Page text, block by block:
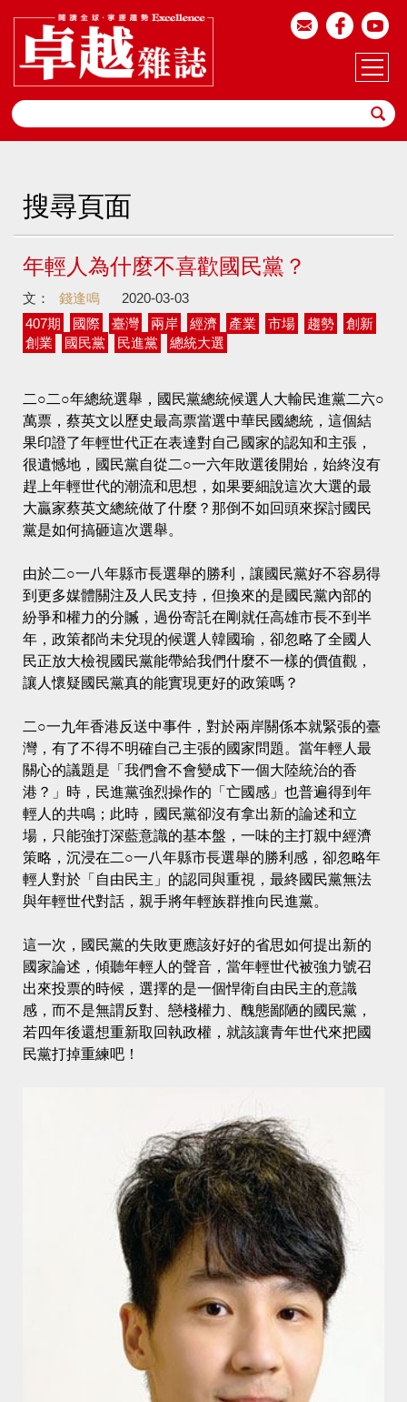
搜尋頁面
年輕人為什麼不喜歡國民黨？
文： 錢逢鳴
2020-03-03
407期
國際 臺灣 兩岸 經濟 產業 市場 趨勢
創新
創業
國民黨 民進黨 總統大選
二○二○年總統選舉，國民黨總統候選人大輸民進黨二六○
萬票，蔡英文以歷史最高票當選中華民國總統，這個結
果印證了年輕世代正在表達對自己國家的認知和主張，
很遺憾地，國民黨自從二○一六年敗選後開始，始終沒有
趕上年輕世代的潮流和思想，如果要細說這次大選的最
大贏家蔡英文總統做了什麼？那倒不如回頭來探討國民
黨是如何搞砸這次選舉。
由於二○一八年縣市長選舉的勝利，讓國民黨好不容易得
到更多媒體關注及人民支持，但換來的是國民黨內部的
紛爭和權力的分贓，過份寄託在剛就任高雄市長不到半
年，政策都尚未兌現的候選人韓國瑜，卻忽略了全國人
民正放大檢視國民黨能帶給我們什麼不一樣的價值觀，
讓人懷疑國民黨真的能實現更好的政策嗎？
二○一九年香港反送中事件，對於兩岸關係本就緊張的臺
灣，有了不得不明確自己主張的國家問題。當年輕人最
關心的議題是「我們會不會變成下一個大陸統治的香
港？」時，民進黨強烈操作的「亡國感」也普遍得到年
輕人的共鳴；此時，國民黨卻沒有拿出新的論述和立
場，只能強打深藍意識的基本盤，一味的主打親中經濟
策略，沉浸在二○一八年縣市長選舉的勝利感，卻忽略年
輕人對於「自由民主」的認同與重視，最終國民黨無法
與年輕世代對話，親手將年輕族群推向民進黨。
這一次，國民黨的失敗更應該好好的省思如何提出新的
國家論述，傾聽年輕人的聲音，當年輕世代被強力號召
出來投票的時候，選擇的是一個悍衛自由民主的意識
感，而不是無謂反對、戀棧權力、醜態鄙陋的國民黨，
若四年後還想重新取回執政權，就該讓青年世代來把國
民黨打掉重練吧！